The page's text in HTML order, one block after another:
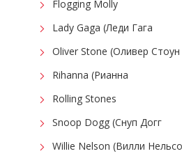
Flogging Molly
Lady Gaga (Леди Гага
Oliver Stone (Оливер Стоун
Rihanna (Рианна
Rolling Stones
Snoop Dogg (Снуп Догг
Willie Nelson (Вилли